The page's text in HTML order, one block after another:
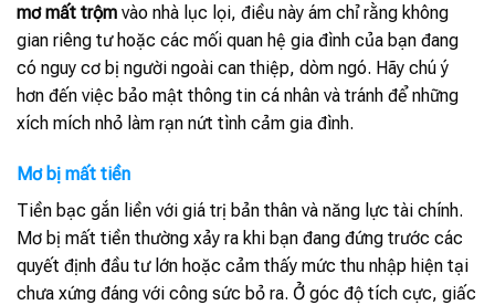
mơ mất trộm vào nhà lục lọi, điều này ám chỉ rằng không
gian riêng tư hoặc các mối quan hệ gia đình của bạn đang
có nguy cơ bị người ngoài can thiệp, dòm ngó. Hãy chú ý
hơn đến việc bảo mật thông tin cá nhân và tránh để những
xích mích nhỏ làm rạn nứt tình cảm gia đình.
Mơ bị mất tiền
Tiền bạc gắn liền với giá trị bản thân và năng lực tài chính.
Mơ bị mất tiền thường xảy ra khi bạn đang đứng trước các
quyết định đầu tư lớn hoặc cảm thấy mức thu nhập hiện tại
chưa xứng đáng với công sức bỏ ra. Ở góc độ tích cực, giấc